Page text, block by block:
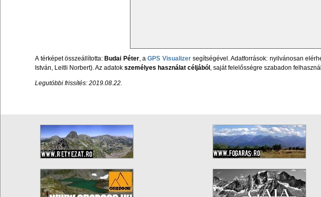
A térképet összeállította:Budai Péter, aGPS Visualizersegítségével. Adatforrások: nyilvánosan
István, Leitli Norbert). Az adatokszemélyes használat céljából, saját felelősségre szabadon
Legutóbbi frissítés: 2019.08.22.